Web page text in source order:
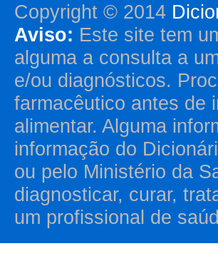
Copyright © 2014
Aviso: Este site tem
alguma a consulta a
e/ou diagnósticos.
farmacêutico antes de
alimentar. Alguma
informação do
ou pelo Ministério da
diagnosticar, curar,
um profissional de